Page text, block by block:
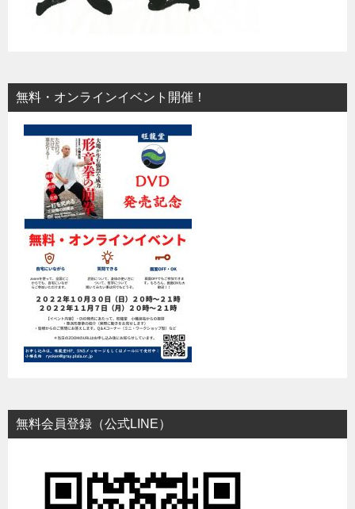
無料・オンラインイベント開催！
無料会員登録（公式LINE）